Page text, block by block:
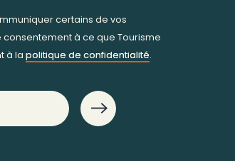
certains de vos
à ce que Tourisme
à la politique de confidentialité.